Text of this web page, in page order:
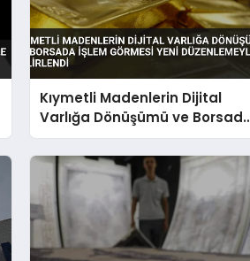
Kıymetli Madenlerin Dijital
Varlığa Dönüşümü ve
İşlem Görmesi Yeni
Düzenlemeyle Belirlendi